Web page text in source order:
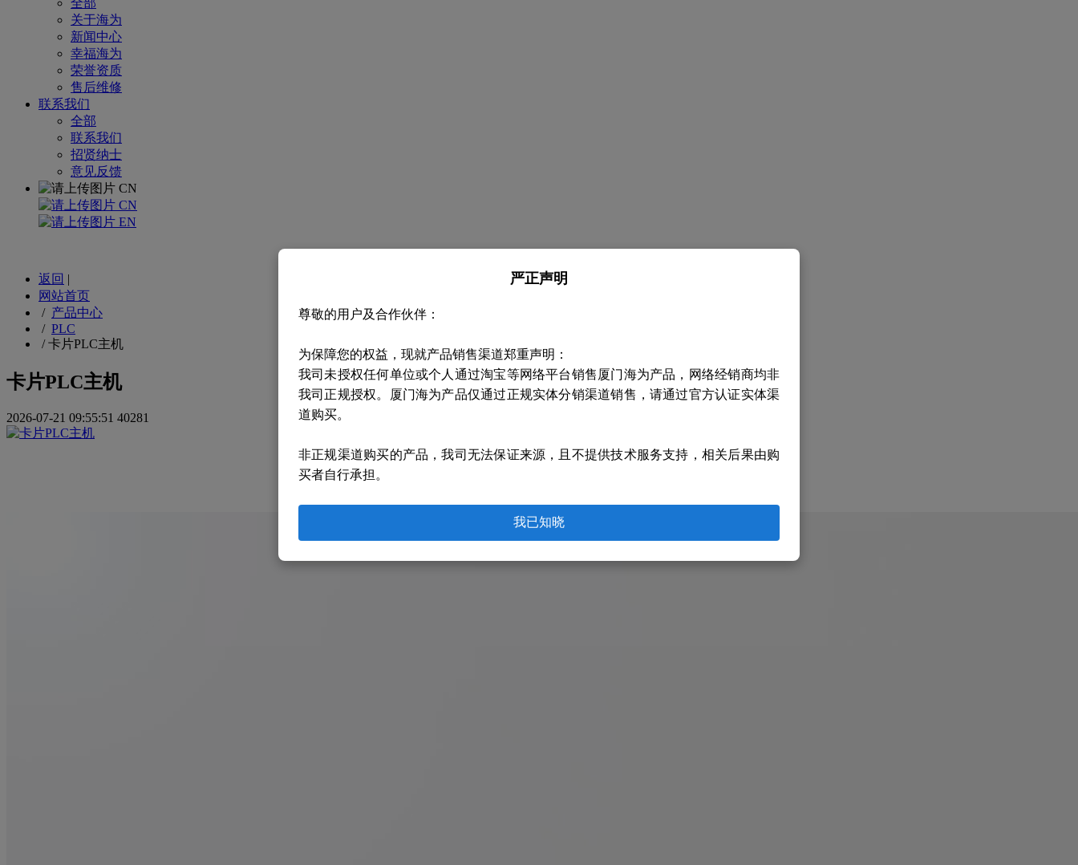
全部
关于海为
新闻中心
幸福海为
荣誉资质
售后维修
联系我们
全部
联系我们
招贤纳士
意见反馈
CN
CN
EN
返回 |
网站首页
/ 产品中心
/ PLC
/卡片PLC主机
卡片PLC主机
2026-07-21 09:55:51 40281
严正声明
尊敬的用户及合作伙伴：
为保障您的权益，现就产品销售渠道郑重声明：
我司未授权任何单位或个人通过淘宝等网络平台销售厦门海为产品，网络经销商均非
我司正规授权。厦门海为产品仅通过正规实体分销渠道销售，请通过官方认证实体渠
道购买。
非正规渠道购买的产品，我司无法保证来源，且不提供技术服务支持，相关后果由购
买者自行承担。
我已知晓